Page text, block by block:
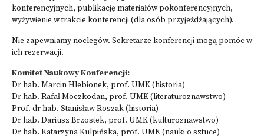
konferencyjnych, publikację materiałów pokonferencyjnych,
wyżywienie w trakcie konferencji (dla osób przyjeżdżających).
Nie zapewniamy noclegów. Sekretarze konferencji mogą pomóc w
ich rezerwacji.
Komitet Naukowy Konferencji:
Dr hab. Marcin Hlebionek, prof. UMK (historia)
Dr hab. Rafał Moczkodan, prof. UMK (literaturoznawstwo)
Prof. dr hab. Stanisław Roszak (historia)
Dr hab. Dariusz Brzostek, prof. UMK (kulturoznawstwo)
Dr hab. Katarzyna Kulpińska, prof. UMK (nauki o sztuce)